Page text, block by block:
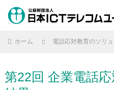
ホーム 電話応対教育のソリ
第22回 企業電話